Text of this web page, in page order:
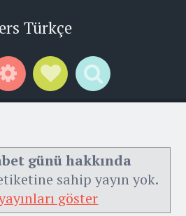
Türkçe
WidgetsSocial Links
Search
günü hakkında
sahip yayın yok.
göster